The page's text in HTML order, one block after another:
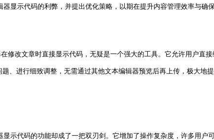
显示代码的利弊，并提出优化策略，以期在提升内容管理效率与确
修改文章时直接显示代码，无疑是一个强大的工具。它允许用户直
、进行细致调整，无需通过其他文本编辑器预览后再上传，极大
示代码的功能却成了一把双刃剑。它增加了操作复杂度，许多用户